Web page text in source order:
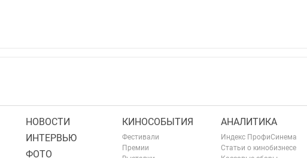
НОВОСТИ
ИНТЕРВЬЮ
ФОТО
КИНОСОБЫТИЯ
Фестивали
Премии
АНАЛИТИКА
Индекс ПрофиСинема
Статьи о кинобизнесе